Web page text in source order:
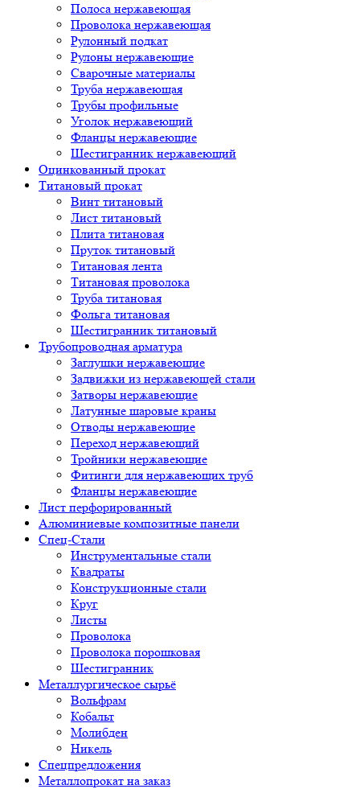
Полоса нержавеющая
Проволока нержавеющая
Рулонный подкат
Рулоны нержавеющие
Сварочные материалы
Труба нержавеющая
Трубы профильные
Уголок нержавеющий
Фланцы нержавеющие
Шестигранник нержавеющий
Оцинкованный прокат
Титановый прокат
Винт титановый
Лист титановый
Плита титановая
Пруток титановый
Титановая лента
Титановая проволока
Труба титановая
Фольга титановая
Шестигранник титановый
Трубопроводная арматура
Заглушки нержавеющие
Задвижки из нержавеющей стали
Затворы нержавеющие
Латунные шаровые краны
Отводы нержавеющие
Переход нержавеющий
Тройники нержавеющие
Фитинги для нержавеющих труб
Фланцы нержавеющие
Лист перфорированный
Алюминиевые композитные панели
Спец-Стали
Инструментальные стали
Квадраты
Конструкционные стали
Круг
Листы
Проволока
Проволока порошковая
Шестигранник
Металлургическое сырьё
Вольфрам
Кобальт
Молибден
Никель
Спецпредложения
Металлопрокат на заказ